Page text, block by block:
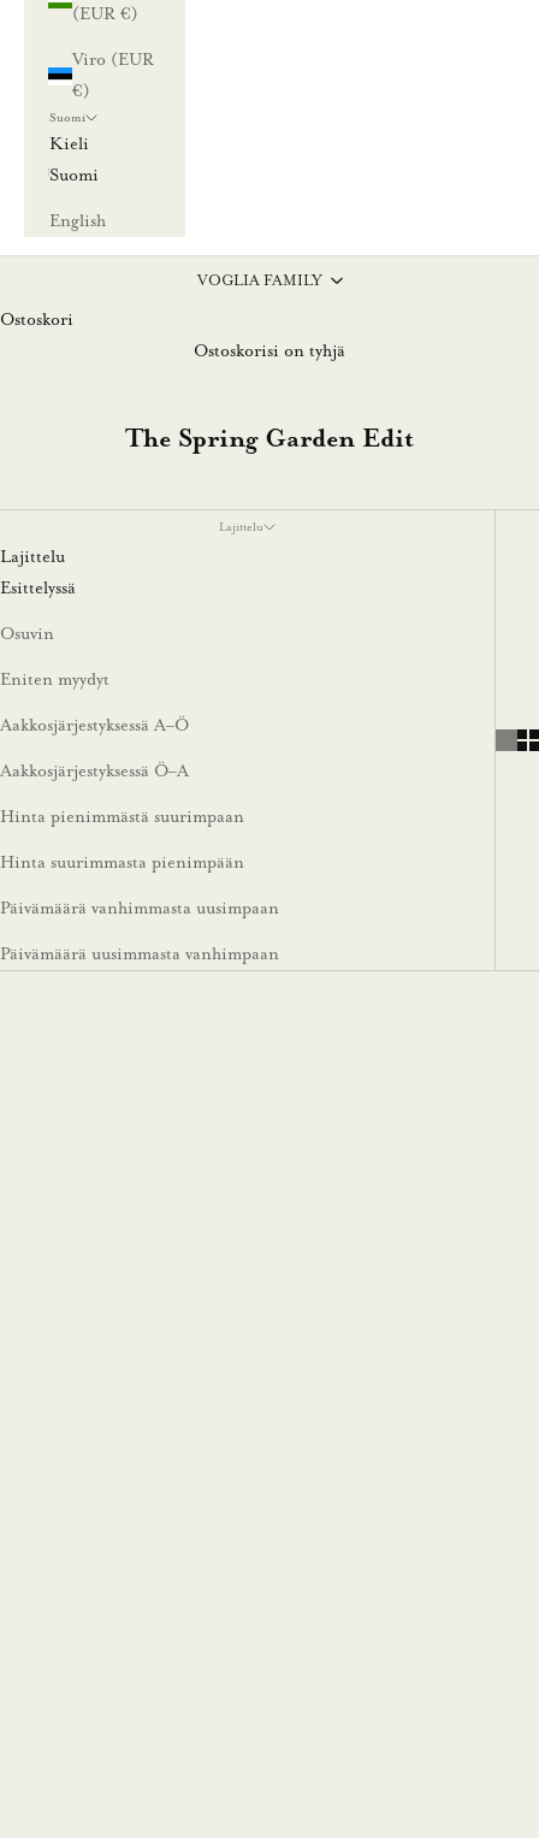
(EUR €)
Viro (EUR
€)
Suomi
Kieli
Suomi
English
VOGLIA FAMILY
Ostoskori
Ostoskorisi on tyhjä
The Spring Garden Edit
Lajittelu
Lajittelu
Esittelyssä
Osuvin
Eniten myydyt
Aakkosjärjestyksessä A–Ö
Aakkosjärjestyksessä Ö–A
Hinta pienimmästä suurimpaan
Hinta suurimmasta pienimpään
Päivämäärä vanhimmasta uusimpaan
Päivämäärä uusimmasta vanhimpaan